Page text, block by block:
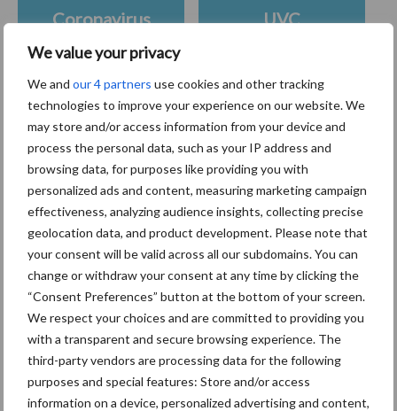
We value your privacy
We and our 4 partners use cookies and other tracking
technologies to improve your experience on our website. We
may store and/or access information from your device and
process the personal data, such as your IP address and
browsing data, for purposes like providing you with
personalized ads and content, measuring marketing campaign
effectiveness, analyzing audience insights, collecting precise
geolocation data, and product development. Please note that
your consent will be valid across all our subdomains. You can
change or withdraw your consent at any time by clicking the
“Consent Preferences” button at the bottom of your screen.
We respect your choices and are committed to providing you
with a transparent and secure browsing experience. The
third-party vendors are processing data for the following
purposes and special features: Store and/or access
information on a device, personalized advertising and content,
Primaire
Sidebar
Recent nieuws Partner nieuws
30 dec
Hervorming flexibele
arbeidscontracten kent mitsen en
maren
Freddy van de Ridder Cleaners:
“Glazenwassen zit in m’n bloed,
maar innoveren is mijn toekomst”
Coronavirus UVC
Toon meer